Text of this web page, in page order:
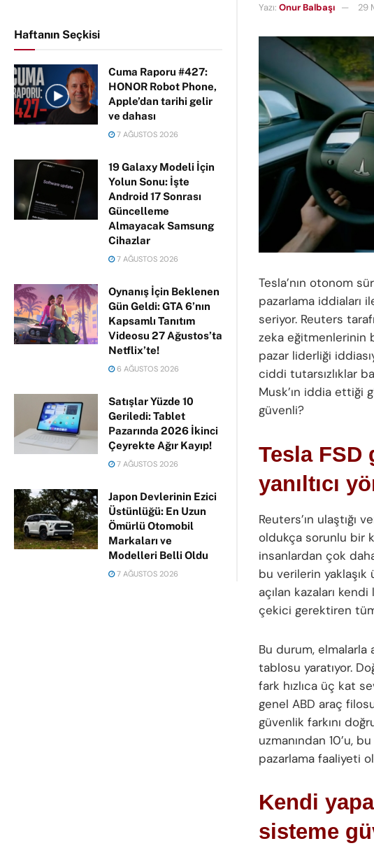
Haftanın Seçkisi
Cuma Raporu #427:
HONOR Robot Phone,
Apple’dan tarihi gelir
ve dahası
7 AĞUSTOS 2026
19 Galaxy Modeli İçin
Yolun Sonu: İşte
Android 17 Sonrası
Güncelleme
Almayacak Samsung
Cihazlar
7 AĞUSTOS 2026
Oynanış İçin Beklenen
Gün Geldi: GTA 6’nın
Kapsamlı Tanıtım
Videosu 27 Ağustos’ta
Netflix’te!
6 AĞUSTOS 2026
Satışlar Yüzde 10
Geriledi: Tablet
Pazarında 2026 İkinci
Çeyrekte Ağır Kayıp!
7 AĞUSTOS 2026
Japon Devlerinin Ezici
Üstünlüğü: En Uzun
Ömürlü Otomobil
Markaları ve
Modelleri Belli Oldu
7 AĞUSTOS 2026
Yazı: Onur Balbaşı 29
Tesla’nın otonom
pazarlama iddiaları
seriyor. Reuters
zeka eğitmenlerinin
pazar liderliği
ciddi tutarsızlıklar
Musk’ın iddia ettiği
güvenli?
Tesla
yanıltıcı
Reuters’ın ulaştığı
oldukça sorunlu bir
insanlardan çok
bu verilerin yaklaşık
açılan kazaları
çekici gerektiren
Bu durum, elmalarla
tablosu yaratıyor.
fark hızlıca üç kat
genel ABD araç
güvenlik farkını
uzmanından 10’u,
pazarlama faaliyeti
Kendi
sisteme